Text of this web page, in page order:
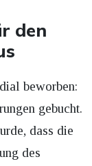
den
beworben:
gebucht.
dass die
des